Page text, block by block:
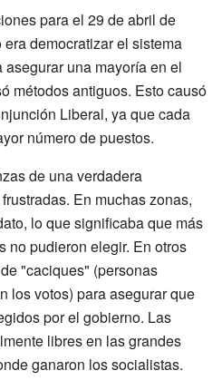
para el 29 de abril de
democratizar el sistema
una mayoría en el
métodos antiguos. Esto causó
Liberal, ya que cada
número de puestos.
de una verdadera
En muchas zonas,
lo que significaba que más
no pudieron elegir. En otros
"caciques" (personas
los votos) para asegurar que
por el gobierno. Las
libres en las grandes
ganaron los socialistas.